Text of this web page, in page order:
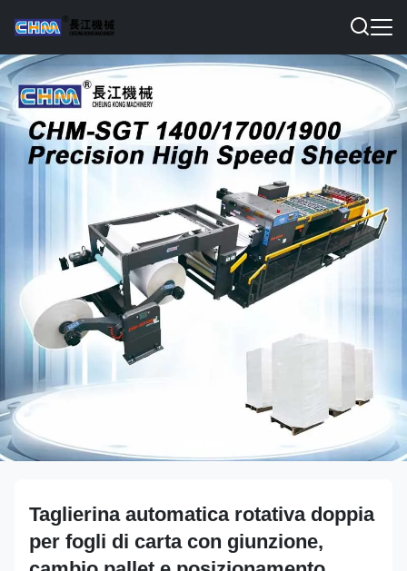
Taglierina automatica rotativa doppia
per fogli di carta con giunzione,